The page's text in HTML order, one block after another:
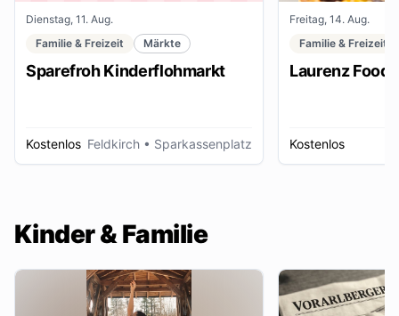
Dienstag, 11. Aug.
Familie & Freizeit
Märkte
Sparefroh Kinderflohmarkt
Kostenlos Feldkirch • Sparkassenplatz
Freitag, 14. Aug.
Familie & Freizeit
Laurenz Food
Kostenlos
Kinder & Familie